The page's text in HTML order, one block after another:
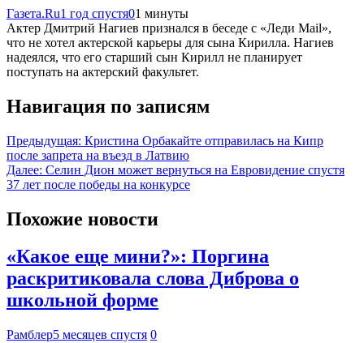
Газета.Ru1 год спустя01 минуты
Актер Дмитрий Нагиев признался в беседе с «Леди Mail»,
что не хотел актерской карьеры для сына Кирилла. Нагиев
надеялся, что его старший сын Кирилл не планирует
поступать на актерский факультет.
Навигация по записям
Предыдущая: Кристина Орбакайте отправилась на Кипр
после запрета на въезд в Латвию
Далее: Селин Дион может вернуться на Евровидение спустя
37 лет после победы на конкурсе
Похожие новости
«Какое еще мини?»: Поргина
раскритиковала слова Диброва о
школьной форме
Рамблер5 месяцев спустя 0